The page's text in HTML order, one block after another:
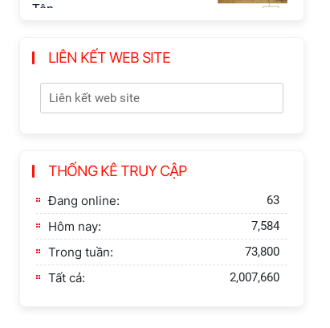
Tôn
LIÊN KẾT WEB SITE
THỐNG KÊ TRUY CẬP
Đang online: 63
Hôm nay: 7,584
Trong tuần: 73,800
Tất cả: 2,007,660